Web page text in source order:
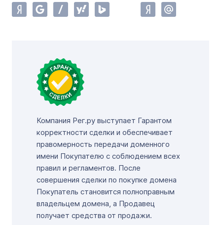
Компания Рег.ру выступает Гарантом
корректности сделки и обеспечивает
правомерность передачи доменного
имени Покупателю с соблюдением всех
правил и регламентов. После
совершения сделки по покупке домена
Покупатель становится полноправным
владельцем домена, а Продавец
получает средства от продажи.